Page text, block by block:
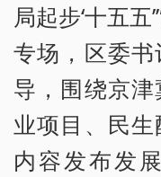
局起步‘十五
专场，区委
导，围绕京
业项目、民
内容发布发